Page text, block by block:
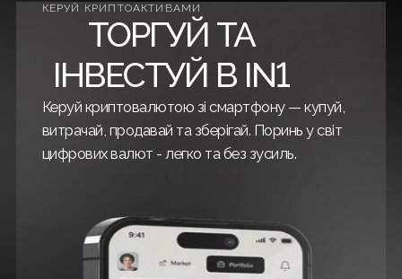
КЕРУЙ КРИПТОАКТИВАМИ
ТОРГУЙ ТА
ІНВЕСТУЙ В IN1
Керуй криптовалютою зі смартфону — купуй,
витрачай, продавай та зберігай. Поринь у світ
цифрових валют - легко та без зусиль.